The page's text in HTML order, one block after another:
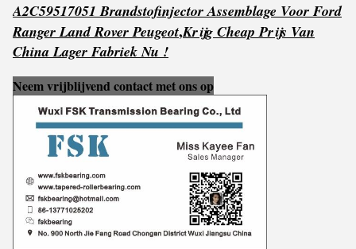
A2C59517051 Brandstofinjector Assemblage Voor Ford
Ranger Land Rover Peugeot,Krijg Cheap Prijs Van
China Lager Fabriek Nu !
Neem vrijblijvend contact met ons op